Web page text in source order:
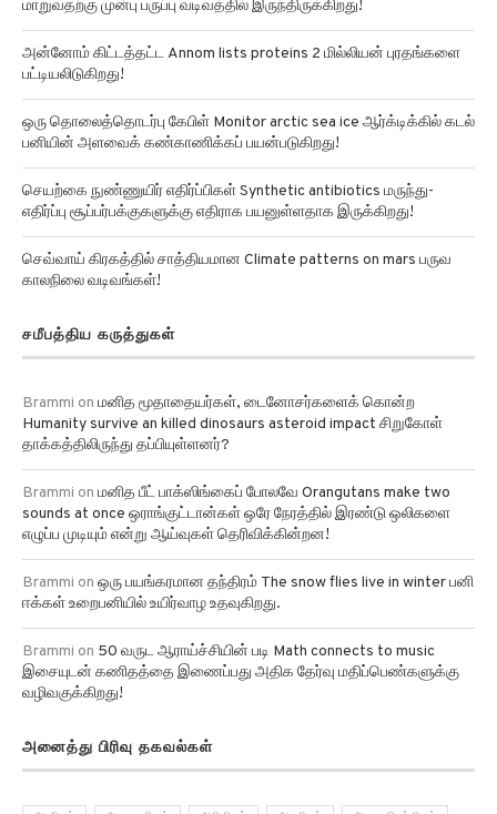
மாறுவதற்கு முன்பு பருப்பு வடிவத்தில் இருந்திருக்கிறது!
அன்னோம் கிட்டத்தட்ட Annom lists proteins 2 மில்லியன் புரதங்களை
பட்டியலிடுகிறது!
ஒரு தொலைத்தொடர்பு கேபிள் Monitor arctic sea ice ஆர்க்டிக்கில் கடல்
பனியின் அளவைக் கண்காணிக்கப் பயன்படுகிறது!
செயற்கை நுண்ணுயிர் எதிர்ப்பிகள் Synthetic antibiotics மருந்து-
எதிர்ப்பு சூப்பர்பக்குகளுக்கு எதிராக பயனுள்ளதாக இருக்கிறது!
செவ்வாய் கிரகத்தில் சாத்தியமான Climate patterns on mars பருவ
காலநிலை வடிவங்கள்!
சமீபத்திய கருத்துகள்
Brammi on மனித மூதாதையர்கள், டைனோசர்களைக் கொன்ற
Humanity survive an killed dinosaurs asteroid impact சிறுகோள்
தாக்கத்திலிருந்து தப்பியுள்ளனர்?
Brammi on மனித பீட் பாக்ஸிங்கைப் போலவே Orangutans make two
sounds at once ஒராங்குட்டான்கள் ஒரே நேரத்தில் இரண்டு ஒலிகளை
எழுப்ப முடியும் என்று ஆய்வுகள் தெரிவிக்கின்றன!
Brammi on ஒரு பயங்கரமான தந்திரம் The snow flies live in winter பனி
ஈக்கள் உறைபனியில் உயிர்வாழ உதவுகிறது.
Brammi on 50 வருட ஆராய்ச்சியின் படி Math connects to music
இசையுடன் கணிதத்தை இணைப்பது அதிக தேர்வு மதிப்பெண்களுக்கு
வழிவகுக்கிறது!
அனைத்து பிரிவு தகவல்கள்